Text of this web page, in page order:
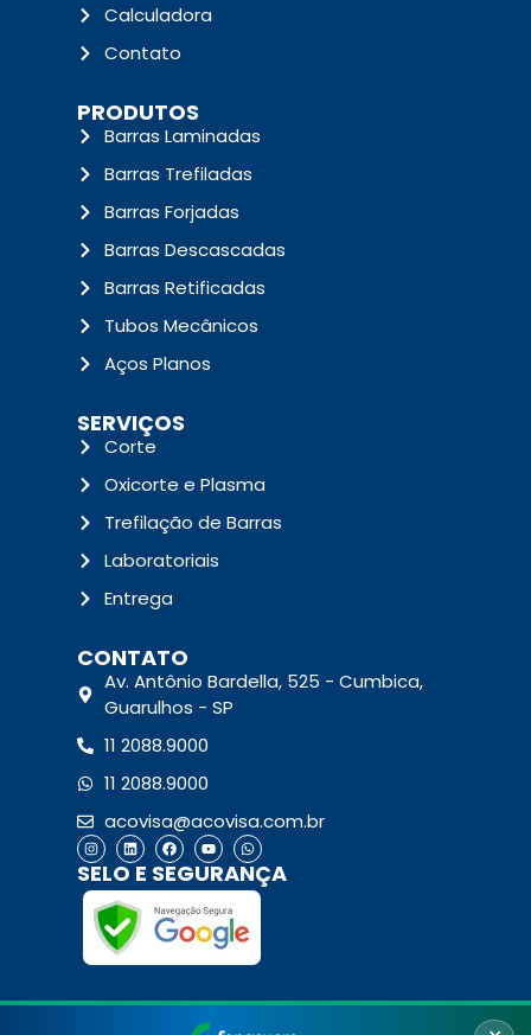
Calculadora
Contato
PRODUTOS
Barras Laminadas
Barras Trefiladas
Barras Forjadas
Barras Descascadas
Barras Retificadas
Tubos Mecânicos
Aços Planos
SERVIÇOS
Corte
Oxicorte e Plasma
Trefilação de Barras
Laboratoriais
Entrega
CONTATO
Av. Antônio Bardella, 525 - Cumbica,
Guarulhos - SP
11 2088.9000
11 2088.9000
acovisa@acovisa.com.br
SELO E SEGURANÇA